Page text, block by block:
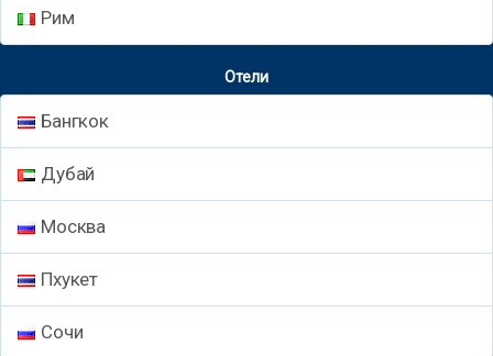
Рим
Отели
Бангкок
Дубай
Москва
Пхукет
Сочи